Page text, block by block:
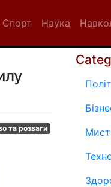
Спорт Наука
та розваги